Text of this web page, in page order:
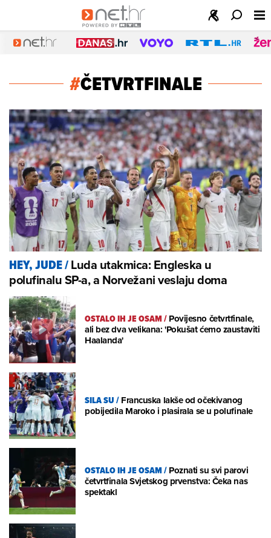
#ČETVRTFINALE
HEY, JUDE/Luda utakmica: Engleska u
polufinalu SP-a, a Norvežani veslaju doma
OSTALO IH JE OSAM/Povijesno četvrtfinale,
ali bez dva velikana: 'Pokušat ćemo zaustaviti
Haalanda'
SILA SU/Francuska lakše od očekivanog
pobijedila Maroko i plasirala se u polufinale
OSTALO IH JE OSAM/Poznati su svi parovi
četvrtfinala Svjetskog prvenstva: Čeka nas
spektakl